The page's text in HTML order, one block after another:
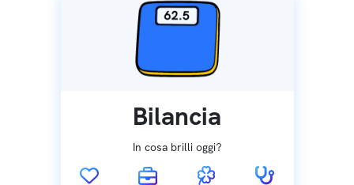
Bilancia
In cosa brilli oggi?